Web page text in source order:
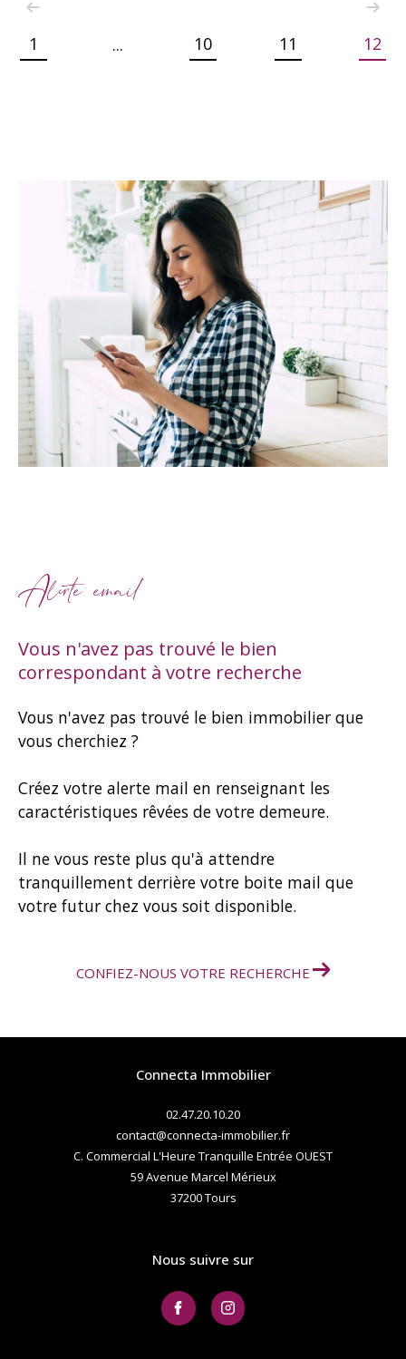
1 ... 10 11 12
Alerte email
Vous n'avez pas trouvé le bien
correspondant à votre recherche
Vous n'avez pas trouvé le bien immobilier que
vous cherchiez ?
Créez votre alerte mail en renseignant les
caractéristiques rêvées de votre demeure.
Il ne vous reste plus qu'à attendre
tranquillement derrière votre boite mail que
votre futur chez vous soit disponible.
CONFIEZ-NOUS VOTRE RECHERCHE
Connecta Immobilier
02.47.20.10.20
contact@connecta-immobilier.fr
C. Commercial L'Heure Tranquille Entrée OUEST
59 Avenue Marcel Mérieux
37200 tours
Nous suivre sur